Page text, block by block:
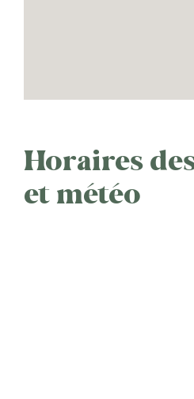
Horaires
et météo